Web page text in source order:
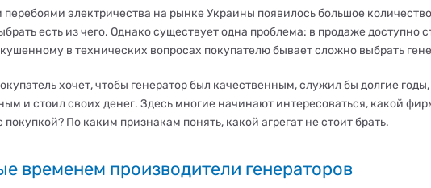
перебоями электричества на рынке Украины появилось большое
есть из чего. Однако существует одна проблема: в продаже доступно
в технических вопросах покупателю бывает сложно выбрать
хочет, чтобы генератор был качественным, служил бы долгие
и стоил своих денег. Здесь многие начинают интересоваться, какой
покупкой? По каким признакам понять, какой агрегат не стоит брать.
временем производители генераторов